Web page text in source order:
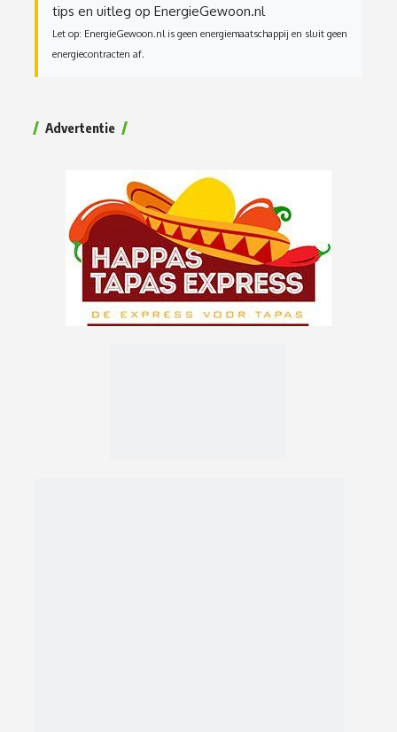
tips en uitleg op EnergieGewoon.nl
Let op: EnergieGewoon.nl is geen energiemaatschappij en sluit geen
energiecontracten af.
Advertentie